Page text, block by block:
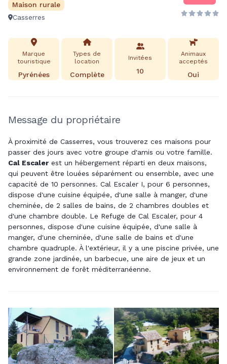
Maison rurale
Casserres
Marque
touristique
Pyrénées
Types de
location
Complète
Invitées
10
Animaux
acceptés
Oui
Message du propriétaire
À proximité de Casserres, vous trouverez ces maisons pour
passer des jours avec votre groupe d'amis ou votre famille.
Cal Escaler est un hébergement réparti en deux maisons,
qui peuvent être louées séparément ou ensemble, avec une
capacité de 10 personnes. Cal Escaler I, pour 6 personnes,
dispose d'une cuisine équipée, d'une salle à manger, d'une
cheminée, de 2 salles de bains, de 2 chambres doubles et
d'une chambre double. Le Refuge de Cal Escaler, pour 4
personnes, dispose d'une cuisine équipée, d'une salle à
manger, d'une cheminée, d'une salle de bains et d'une
chambre quadruple. À l'extérieur, il y a une piscine privée, une
grande zone jardinée, un barbecue, une aire de jeux et un
environnement de forêt méditerranéenne.